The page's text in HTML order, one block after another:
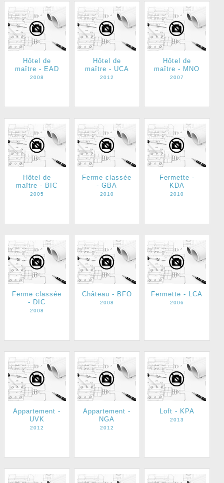
Hôtel de
maître - EAD
2008
Hôtel de
maître - UCA
2012
Hôtel de
maître - MNO
2007
Hôtel de
maître - BIC
2005
Ferme classée
- GBA
2010
Fermette -
KDA
2010
Ferme classée
- DIC
2008
Château - BFO
2008
Fermette - LCA
2006
Appartement -
UVK
2012
Appartement -
NGA
2012
Loft - KPA
2013